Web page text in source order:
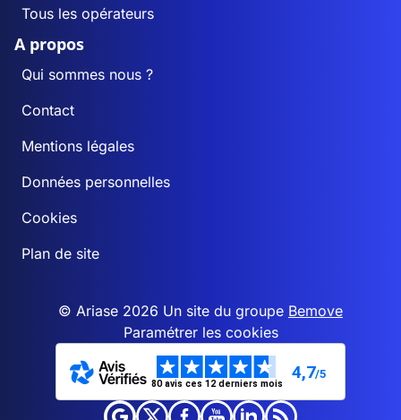
Tous les opérateurs
A propos
Qui sommes nous ?
Contact
Mentions légales
Données personnelles
Cookies
Plan de site
© Ariase 2026 Un site du groupe Bemove
Paramétrer les cookies
80 avis ces 12 derniers mois
4,7/5